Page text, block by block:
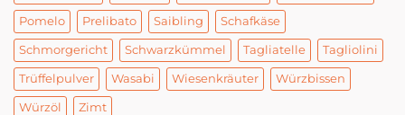
Pomelo Prelibato Saibling Schafkäse
Schmorgericht Schwarzkümmel Tagliatelle Tagliolini
Trüffelpulver Wasabi Wiesenkräuter Würzbissen
Würzöl Zimt